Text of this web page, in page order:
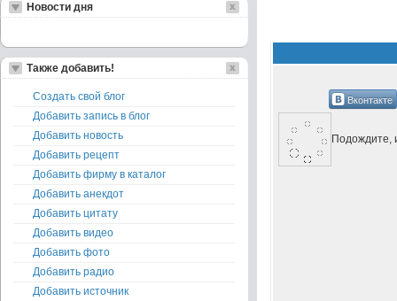
Вконтакте
Подождите,
Новости дня
Также добавить!
Создать свой блог
Добавить запись в блог
Добавить новость
Добавить рецепт
Добавить фирму в каталог
Добавить анекдот
Добавить цитату
Добавить видео
Добавить фото
Добавить радио
Добавить источник